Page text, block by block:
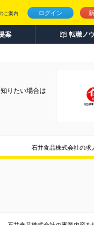
ログイン
ご案内
案 転職ノ
りたい場合は
石井食品株式会社の求